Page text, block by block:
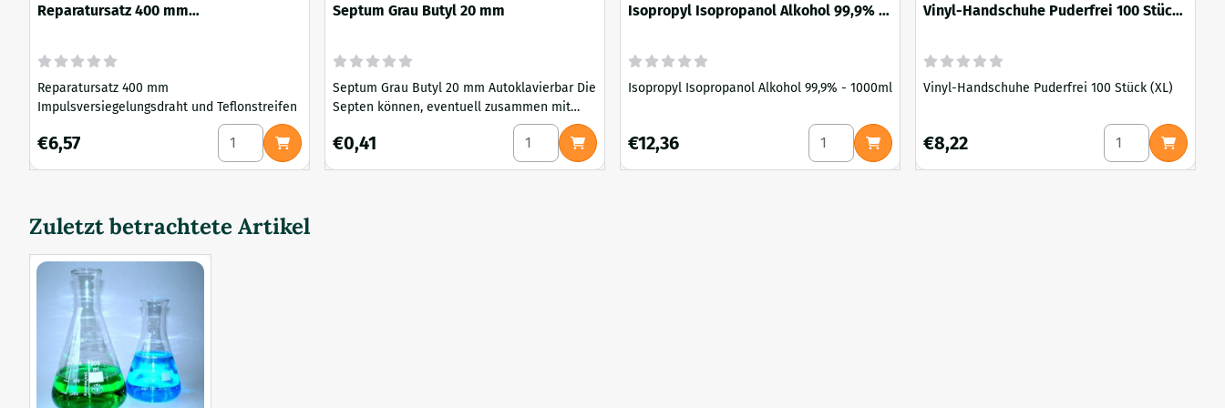
Reparatursatz 400 mm
Reparatursatz 400 mm
Impulsversiegelungsdraht und Teflonstreifen
Preis: 6,57
€6,57 Anzahl wählen für Reparatursatz 400 mm Impulsversiegelungsdraht und Teflonstreifen
Septum Grau Butyl 20 mm
Septum Grau Butyl 20 mm Autoklavierbar Die
Septen können, eventuell zusammen mit
einem Filter, in den Deckel einer
Laborflasche oder eines Glases für
Flüssigkulturen eingesetzt werden. Der Filter
Preis: 0,41
€0,41 Anzahl wählen für Septum Grau Butyl 20 mm
Isopropyl Isopropanol Alkohol 99,9% -
Isopropyl Isopropanol Alkohol 99,9% - 1000ml
Preis: 12,36
€12,36 Anzahl wählen für Isopropyl Isopropanol Alkohol 99,9% -
Vinyl-Handschuhe Puderfrei 100 Stück
Vinyl-Handschuhe Puderfrei 100 Stück (XL)
Preis: 8,22
€8,22 Anzahl wählen für
Zuletzt betrachtete Artikel